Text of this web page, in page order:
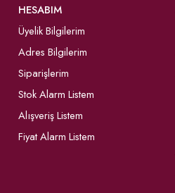
HESABIM
Üyelik Bilgilerim
Adres Bilgilerim
Siparişlerim
Stok Alarm Listem
Alışveriş Listem
Fiyat Alarm Listem